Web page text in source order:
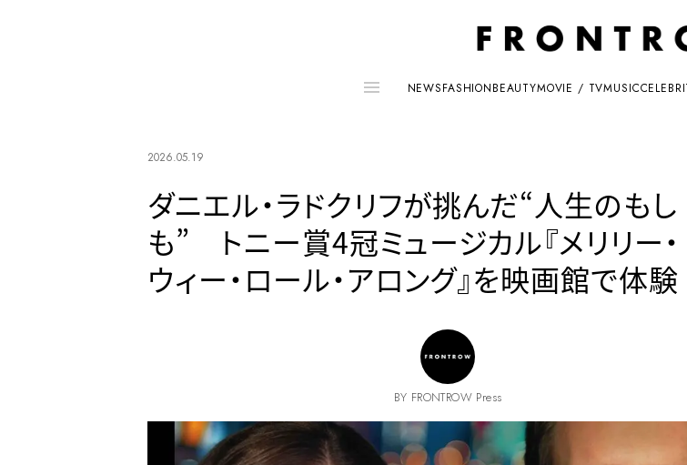
NEWSFASHIONBEAUTYMOVIE / TVMUSIC
2026.05.19
ダニエル・ラドクリフが挑んだ“人生のもし
も” トニー賞4冠ミュージカル『メリリー・
ウィー・ロール・アロング』を映画館で体験
BY FRONTROW Press